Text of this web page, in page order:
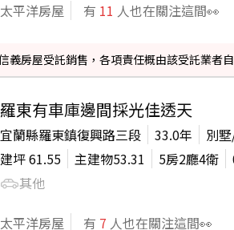
太平洋房屋 有 11 人也在關注這間👀
義房屋受託銷售，各項責任概由該受託業者
羅東有車庫邊間採光佳透天
宜蘭縣羅東鎮復興路三段 33.0年
別
建坪61.55 主建物53.31 5房2廳4衛
其他
太平洋房屋 有 7 人也在關注這間👀